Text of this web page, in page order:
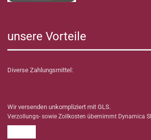
unsere Vorteile
Diverse Zahlungsmittel:
Wir versenden unkompliziert mit GLS.
Verzollungs- sowie Zollkosten übernimmt Dynamica